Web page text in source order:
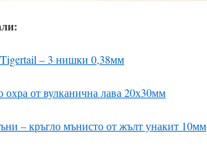
Tigertail – 3 нишки 0,38мм
от вулканична лава 20х30мм
– кръгло мънисто от жълт унакит 10мм